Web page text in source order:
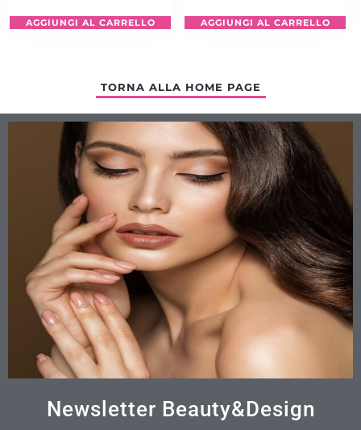
AGGIUNGI AL CARRELLO AGGIUNGI AL CARRELLO
TORNA ALLA HOME PAGE
Newsletter Beauty&Design